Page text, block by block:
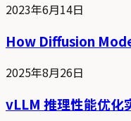
2023年6月14日
How Diffusion
2025年8月26日
vLLM 推理性能优化